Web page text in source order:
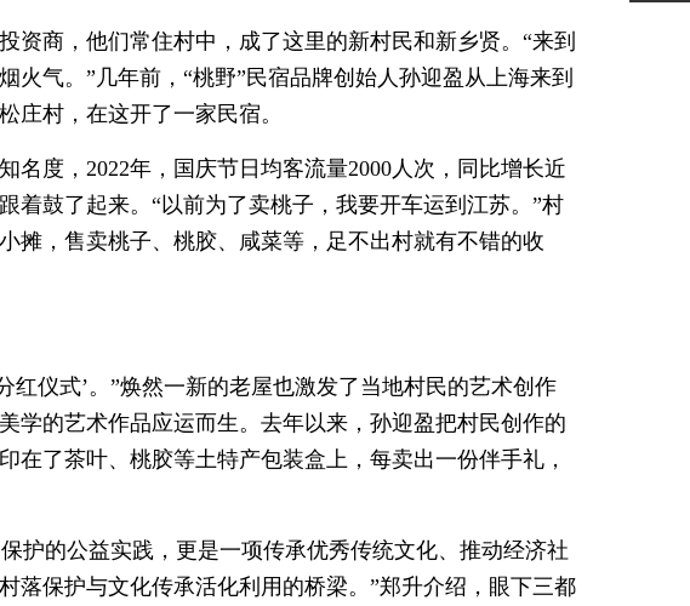
资商，他们常住村中，成了这里的新村民和新乡贤。“来到
火气。”几年前，“桃野”民宿品牌创始人孙迎盈从上海来到
庄村，在这开了一家民宿。
名度，2022年，国庆节日均客流量2000人次，同比增长近
着鼓了起来。“以前为了卖桃子，我要开车运到江苏。”村
摊，售卖桃子、桃胶、咸菜等，足不出村就有不错的收
红仪式’。”焕然一新的老屋也激发了当地村民的艺术创作
学的艺术作品应运而生。去年以来，孙迎盈把村民创作的
在了茶叶、桃胶等土特产包装盒上，每卖出一份伴手礼，
护的公益实践，更是一项传承优秀传统文化、推动经济社
落保护与文化传承活化利用的桥梁。”郑升介绍，眼下三都